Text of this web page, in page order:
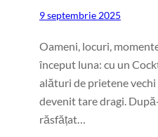
9 septembrie 2025
Oameni, locuri,
început luna: cu un
alături de prietene vechi
devenit tare dragi.
răsfățat…